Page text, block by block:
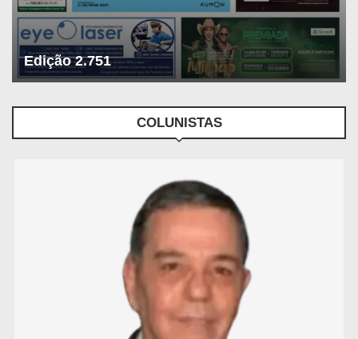
Edição 2.751
COLUNISTAS